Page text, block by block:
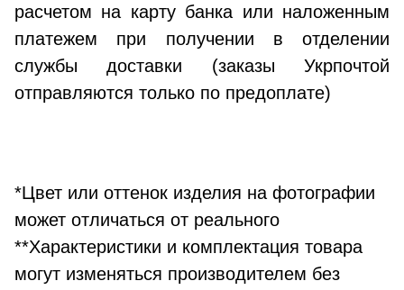
расчетом на карту банка или наложенным
платежем при получении в отделении
службы доставки (заказы Укрпочтой
отправляются только по предоплате)
*Цвет или оттенок изделия на фотографии
может отличаться от реального
**Характеристики и комплектация товара
могут изменяться производителем без